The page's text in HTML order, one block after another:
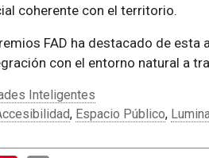
coherente con el territorio.
FAD ha destacado de esta
con el entorno natural a
Inteligentes
, Espacio Público,